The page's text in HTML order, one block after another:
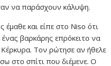
να παράσχουν κάλυψη.
έμαθε και είπε στο Niso ότι
βαρκάρης επρόκειτο να
Τον ρώτησε αν ήθελε
στο σπίτι που διέμενε. Ο